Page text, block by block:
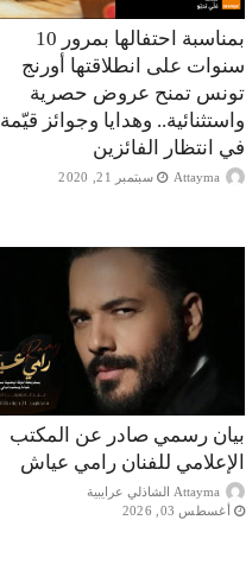
بمناسبة احتفالها بمرور 10
سنوات على انطلاقتها أورنج
تونس تمنح عروض حصرية
واستثنائية.. وهدايا وجوائز قيّمة
في انتظار الفائزين
Attayma سبتمبر 21, 2020
بيان رسمي صادر عن المكتب
الإعلامي للفنان رامي عياش
Attayma الشاذلي عرايبية
أغسطس 03, 2026